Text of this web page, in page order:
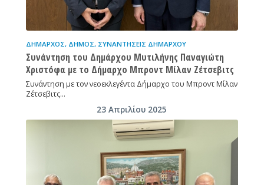
ΔΉΜΑΡΧΟΣ, ΔΉΜΟΣ, ΣΥΝΑΝΤΉΣΕΙΣ ΔΗΜΆΡΧΟΥ
Συνάντηση του Δημάρχου Μυτιλήνης Παναγιώτη
Χριστόφα με το Δήμαρχο Μπροντ Μίλαν Ζέτσεβιτς
Συνάντηση με τον νεοεκλεγέντα Δήμαρχο του Μπροντ Μίλαν
Ζέτσεβιτς…
23 Απριλίου 2025